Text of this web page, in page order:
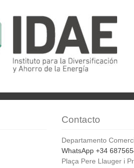
Contacto
Departamento
WhatsApp +34
Plaça Pere Llauger i